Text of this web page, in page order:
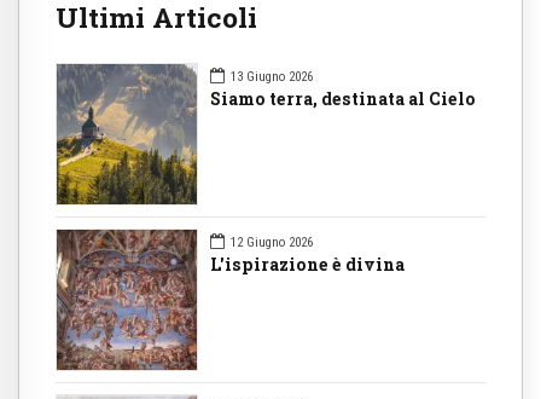
Ultimi Articoli
13 Giugno 2026
Siamo terra, destinata al Cielo
12 Giugno 2026
L'ispirazione è divina